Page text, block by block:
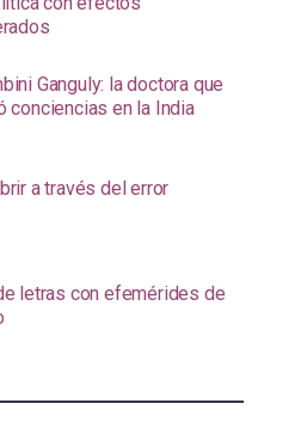
Ganguly: la doctora que
conciencias en la India
a través del error
letras con efemérides de